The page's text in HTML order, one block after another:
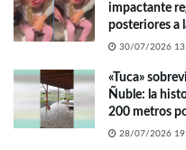
impactante
posteriores a
30/07/2026
«Tuca»
Ñuble: la
200 metros
28/07/2026